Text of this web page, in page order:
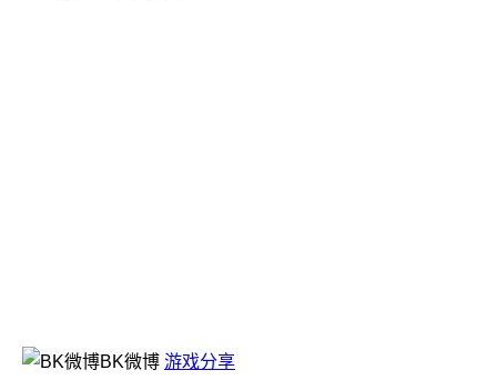
BK微博 游戏分享